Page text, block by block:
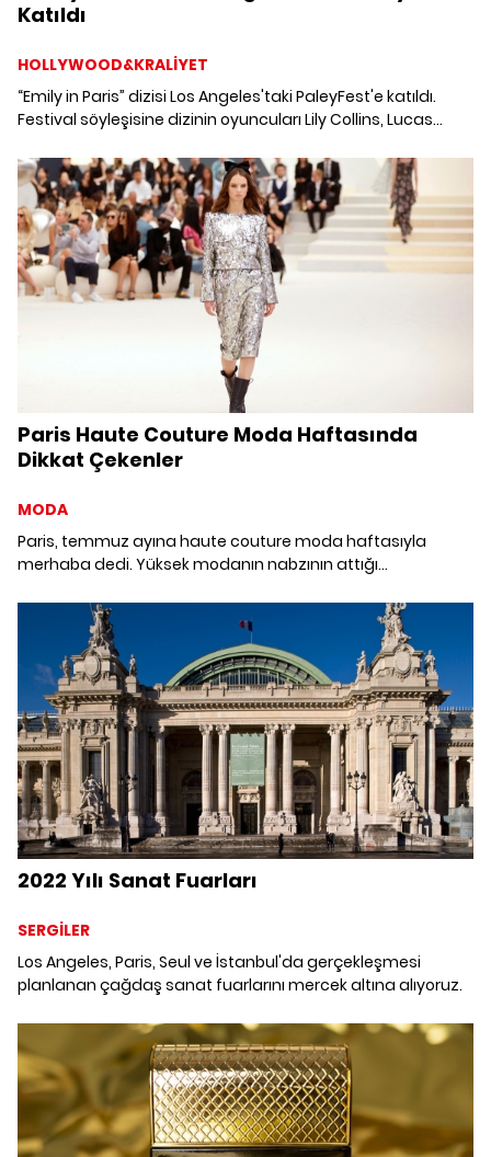
Katıldı
HOLLYWOOD&KRALİYET
“Emily in Paris” dizisi Los Angeles'taki PaleyFest'e katıldı.
Festival söyleşisine dizinin oyuncuları Lily Collins, Lucas
eşlik etti.
Paris Haute Couture Moda Haftasında
Dikkat Çekenler
MODA
Paris, temmuz ayına haute couture moda haftasıyla
merhaba dedi. Yüksek modanın nabzının attığı
2022 Yılı Sanat Fuarları
SERGİLER
Los Angeles, Paris, Seul ve İstanbul'da gerçekleşmesi
planlanan çağdaş sanat fuarlarını mercek altına alıyoruz.